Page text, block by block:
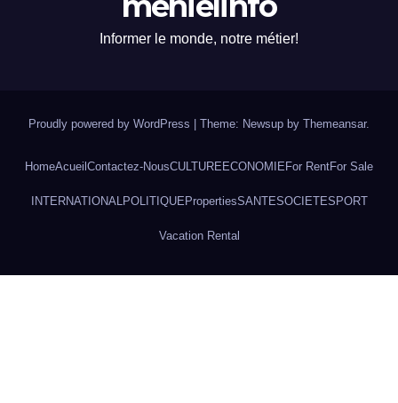
Informer le monde, notre métier!
Proudly powered by WordPress Theme: Newsup by Themeansar.
HomeAcueil Contactez-NousCULTURE ECONOMIE For RentFor Sale
INTERNATIONAL POLITIQUE PropertiesSANTESOCIETESPORT
Vacation Rental